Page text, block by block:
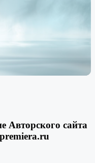
Авторского сайта